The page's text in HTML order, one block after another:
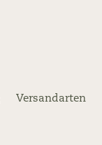
Versandarten